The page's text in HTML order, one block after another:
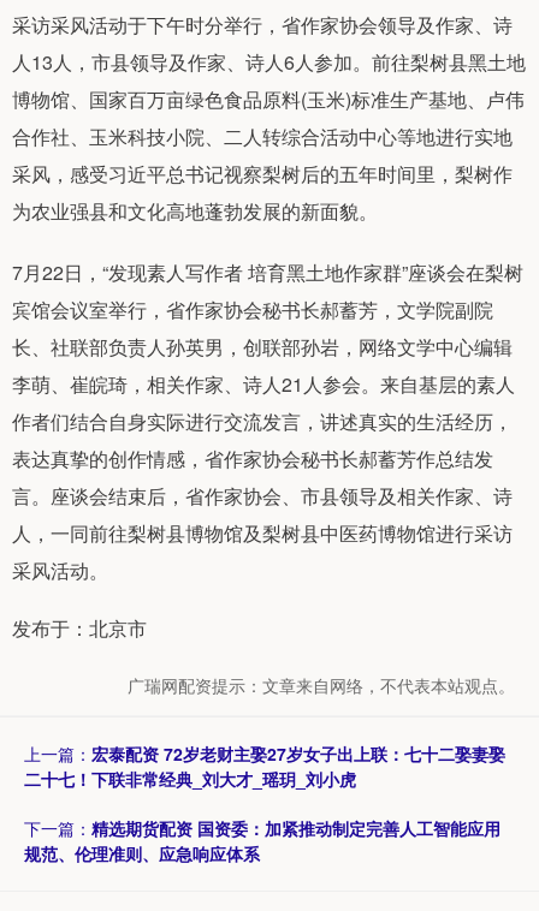
采访采风活动于下午时分举行，省作家协会领导及作家、诗
人13人，市县领导及作家、诗人6人参加。前往梨树县黑土地
博物馆、国家百万亩绿色食品原料(玉米)标准生产基地、卢伟
合作社、玉米科技小院、二人转综合活动中心等地进行实地
采风，感受习近平总书记视察梨树后的五年时间里，梨树作
为农业强县和文化高地蓬勃发展的新面貌。
7月22日，“发现素人写作者 培育黑土地作家群”座谈会在梨树
宾馆会议室举行，省作家协会秘书长郝蓄芳，文学院副院
长、社联部负责人孙英男，创联部孙岩，网络文学中心编辑
李萌、崔皖琦，相关作家、诗人21人参会。来自基层的素人
作者们结合自身实际进行交流发言，讲述真实的生活经历，
表达真挚的创作情感，省作家协会秘书长郝蓄芳作总结发
言。座谈会结束后，省作家协会、市县领导及相关作家、诗
人，一同前往梨树县博物馆及梨树县中医药博物馆进行采访
采风活动。
发布于：北京市
广瑞网配资提示：文章来自网络，不代表本站观点。
上一篇： 宏泰配资 72岁老财主娶27岁女子出上联：七十二娶妻娶
二十七！下联非常经典_刘大才_瑶玥_刘小虎
下一篇： 精选期货配资 国资委：加紧推动制定完善人工智能应用
规范、伦理准则、应急响应体系